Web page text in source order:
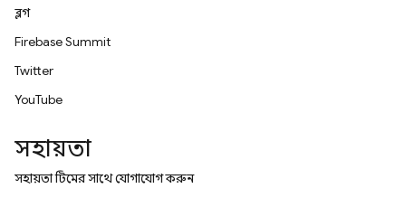
ব্লগ
Firebase Summit
Twitter
YouTube
সহায়তা
সহায়তা টিমের সাথে যোগাযোগ করুন